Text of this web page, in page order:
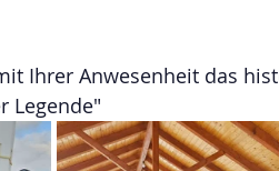
Ihrer Anwesenheit das
Legende"